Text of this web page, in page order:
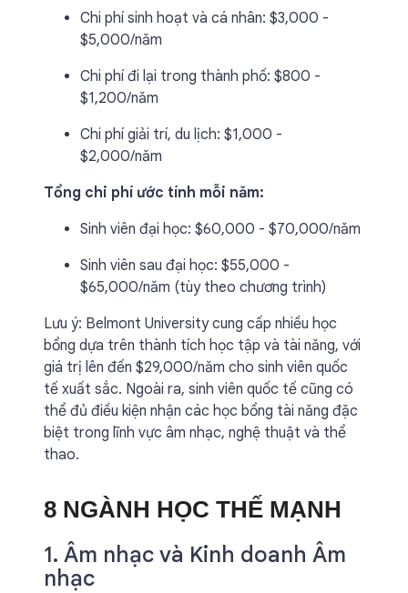
Chi phí sinh hoạt và cá nhân: $3,000 -
$5,000/năm
Chi phí đi lại trong thành phố: $800 -
$1,200/năm
Chi phí giải trí, du lịch: $1,000 -
$2,000/năm
Tổng chi phí ước tính mỗi năm:
Sinh viên đại học: $60,000 - $70,000/năm
Sinh viên sau đại học: $55,000 -
$65,000/năm (tùy theo chương trình)
Lưu ý: Belmont University cung cấp nhiều học
bổng dựa trên thành tích học tập và tài năng, với
giá trị lên đến $29,000/năm cho sinh viên quốc
tế xuất sắc. Ngoài ra, sinh viên quốc tế cũng có
thể đủ điều kiện nhận các học bổng tài năng đặc
biệt trong lĩnh vực âm nhạc, nghệ thuật và thể
thao.
8 NGÀNH HỌC THẾ MẠNH
1. Âm nhạc và Kinh doanh Âm
nhạc